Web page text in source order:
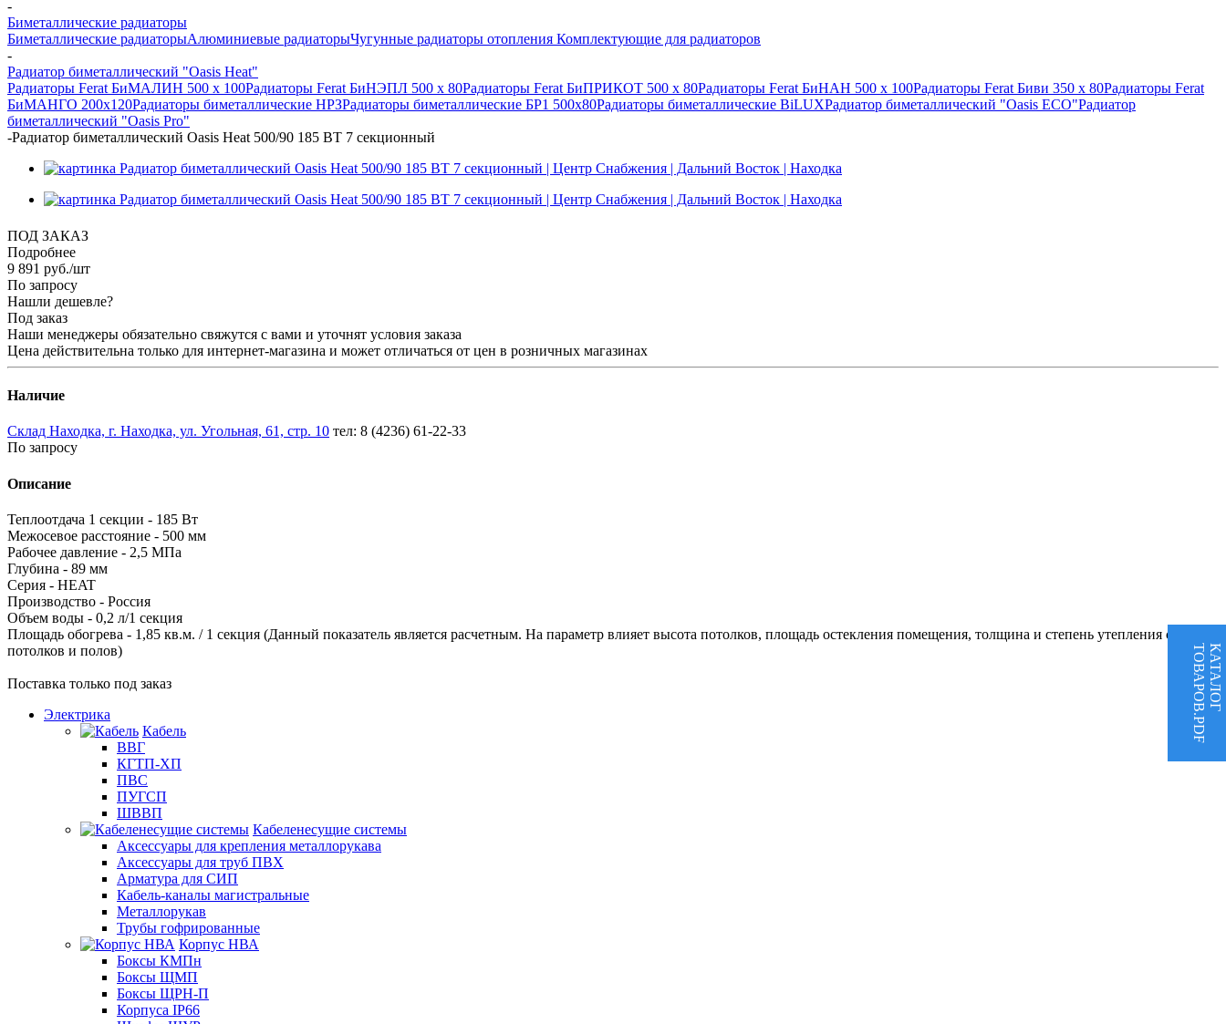
-
Биметаллические радиаторы
Биметаллические радиаторыАлюминиевые радиаторыЧугунные радиаторы отопления Комплектующие для радиаторов
-
Радиатор биметаллический "Oasis Heat"
Радиаторы Ferat БиМАЛИН 500 х 100Радиаторы Ferat БиНЭПЛ 500 x 80Радиаторы Ferat БиПРИКОТ 500 х 80Радиаторы Ferat БиНАН 500 х 100Радиаторы Ferat Биви 350 х 80Радиаторы Ferat
БиМАНГО 200х120Радиаторы биметаллические НРЗРадиаторы биметаллические БР1 500х80Радиаторы биметаллические BiLUXРадиатор биметаллический "Oasis ECO"Радиатор
биметаллический "Oasis Pro"
-Радиатор биметаллический Oasis Heat 500/90 185 ВТ 7 секционный
ПОД ЗАКАЗ
Подробнее
9 891 руб./шт
По запросу
Нашли дешевле?
Под заказ
Наши менеджеры обязательно свяжутся с вами и уточнят условия заказа
Цена действительна только для интернет-магазина и может отличаться от цен в розничных магазинах
Наличие
Склад Находка, г. Находка, ул. Угольная, 61, стр. 10 тел: 8 (4236) 61-22-33
По запросу
Описание
Теплоотдача 1 секции - 185 Вт
Межосевое расстояние - 500 мм
Рабочее давление - 2,5 МПа
Глубина - 89 мм
Серия - HEAT
Производство - Россия
Объем воды - 0,2 л/1 секция
Площадь обогрева - 1,85 кв.м. / 1 секция (Данный показатель является расчетным. На параметр влияет высота потолков, площадь остекления помещения, толщина и степень утепления стен,
потолков и полов)
Поставка только под заказ
Электрика
Кабель
ВВГ
КГТП-ХП
ПВС
ПУГСП
ШВВП
Кабеленесущие системы
Аксессуары для крепления металлорукава
Аксессуары для труб ПВХ
Арматура для СИП
Кабель-каналы магистральные
Металлорукав
Трубы гофрированные
Корпус НВА
Боксы КМПн
Боксы ЩМП
Боксы ЩРН-П
Корпуса IP66
КАТАЛОГ
ТОВАРОВ.PDF